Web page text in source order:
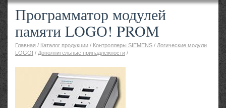
Программатор модулей
памяти LOGО! PROM
Главная / Каталог продукции / Контроллеры SIEMENS / Логические модули
LOGO! / Дополнительные принадлежности /